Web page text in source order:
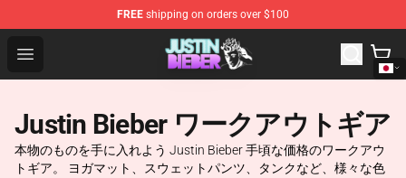
FREE shipping on orders over $100
Open menu
Justin Bieber Store - Official Justin Bieber Merchandise
Justin Bieber ワークアウトギア
本物のものを手に入れよう Justin Bieber 手頃な価格のワークアウ
トギア。 ヨガマット、スウェットパンツ、タンクなど、様々な色